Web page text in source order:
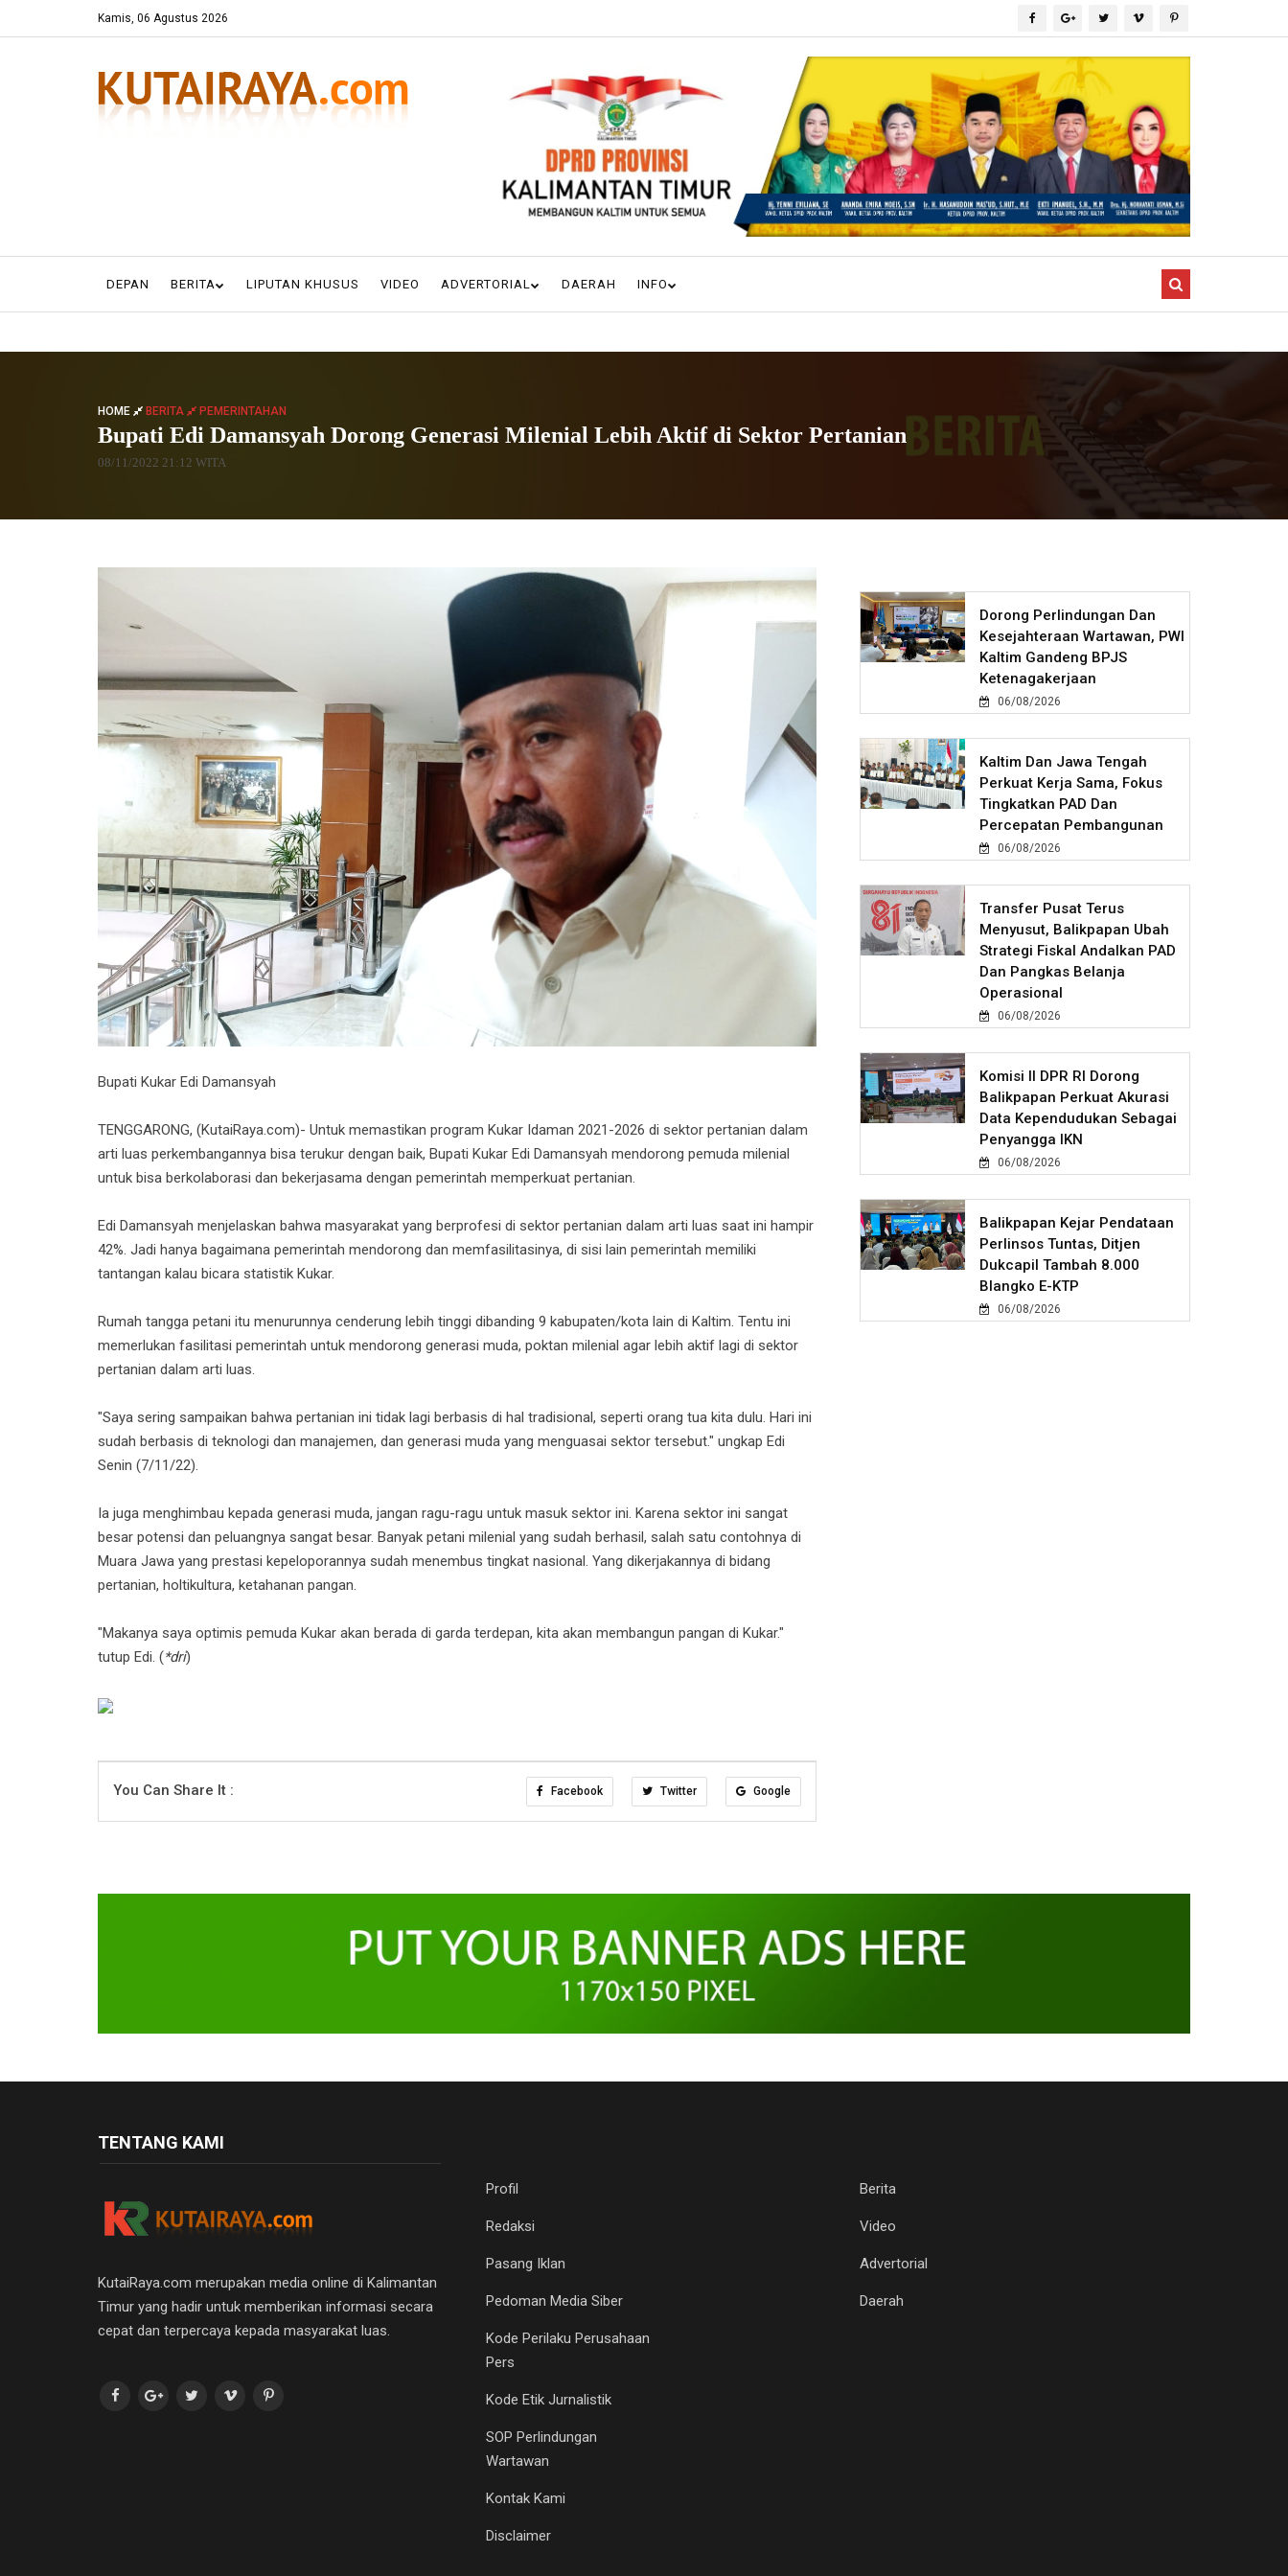
Kamis, 06 Agustus 2026
DEPAN BERITA LIPUTAN KHUSUS VIDEO ADVERTORIAL DAERAH INFO
HOME BERITA PEMERINTAHAN
Bupati Edi Damansyah Dorong Generasi Milenial Lebih Aktif di Sektor Pertanian
08/11/2022 21:12 WITA
Bupati Kukar Edi Damansyah
TENGGARONG, (KutaiRaya.com)- Untuk memastikan program Kukar Idaman 2021-2026 di sektor pertanian dalam
arti luas perkembangannya bisa terukur dengan baik, Bupati Kukar Edi Damansyah mendorong pemuda milenial
untuk bisa berkolaborasi dan bekerjasama dengan pemerintah memperkuat pertanian.
Edi Damansyah menjelaskan bahwa masyarakat yang berprofesi di sektor pertanian dalam arti luas saat ini hampir
42%. Jadi hanya bagaimana pemerintah mendorong dan memfasilitasinya, di sisi lain pemerintah memiliki
tantangan kalau bicara statistik Kukar.
Rumah tangga petani itu menurunnya cenderung lebih tinggi dibanding 9 kabupaten/kota lain di Kaltim. Tentu ini
memerlukan fasilitasi pemerintah untuk mendorong generasi muda, poktan milenial agar lebih aktif lagi di sektor
pertanian dalam arti luas.
"Saya sering sampaikan bahwa pertanian ini tidak lagi berbasis di hal tradisional, seperti orang tua kita dulu. Hari ini
sudah berbasis di teknologi dan manajemen, dan generasi muda yang menguasai sektor tersebut." ungkap Edi
Senin (7/11/22).
Ia juga menghimbau kepada generasi muda, jangan ragu-ragu untuk masuk sektor ini. Karena sektor ini sangat
besar potensi dan peluangnya sangat besar. Banyak petani milenial yang sudah berhasil, salah satu contohnya di
Muara Jawa yang prestasi kepeloporannya sudah menembus tingkat nasional. Yang dikerjakannya di bidang
pertanian, holtikultura, ketahanan pangan.
"Makanya saya optimis pemuda Kukar akan berada di garda terdepan, kita akan membangun pangan di Kukar."
tutup Edi. (*dri)
You Can Share It : Facebook Twitter Google
Dorong Perlindungan Dan
Kesejahteraan Wartawan, PWI
Kaltim Gandeng BPJS
Ketenagakerjaan
06/08/2026
Kaltim Dan Jawa Tengah
Perkuat Kerja Sama, Fokus
Tingkatkan PAD Dan
Percepatan Pembangunan
06/08/2026
Transfer Pusat Terus
Menyusut, Balikpapan Ubah
Strategi Fiskal Andalkan PAD
Dan Pangkas Belanja
Operasional
06/08/2026
Komisi II DPR RI Dorong
Balikpapan Perkuat Akurasi
Data Kependudukan Sebagai
Penyangga IKN
06/08/2026
Balikpapan Kejar Pendataan
Perlinsos Tuntas, Ditjen
Dukcapil Tambah 8.000
Blangko E-KTP
06/08/2026
TENTANG KAMI
KutaiRaya.com merupakan media online di Kalimantan
Timur yang hadir untuk memberikan informasi secara
cepat dan terpercaya kepada masyarakat luas.
Profil
Redaksi
Pasang Iklan
Pedoman Media Siber
Kode Perilaku Perusahaan
Pers
Kode Etik Jurnalistik
SOP Perlindungan
Wartawan
Kontak Kami
Disclaimer
Berita
Video
Advertorial
Daerah